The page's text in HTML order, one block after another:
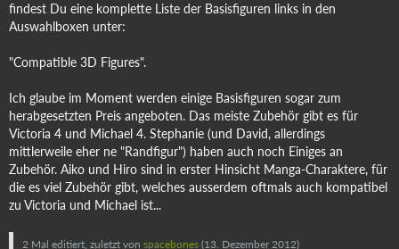
findest Du eine komplette Liste der Basisfiguren links in den
Auswahlboxen unter:
"Compatible 3D Figures".
Ich glaube im Moment werden einige Basisfiguren sogar zum
herabgesetzten Preis angeboten. Das meiste Zubehör gibt es für
Victoria 4 und Michael 4. Stephanie (und David, allerdings
mittlerweile eher ne "Randfigur") haben auch noch Einiges an
Zubehör. Aiko und Hiro sind in erster Hinsicht Manga-Charaktere, für
die es viel Zubehör gibt, welches ausserdem oftmals auch kompatibel
zu Victoria und Michael ist...
2 Mal editiert, zuletzt von spacebones (13. Dezember 2012)